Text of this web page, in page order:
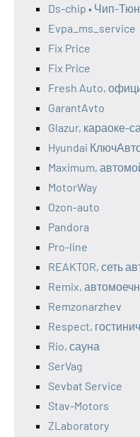
Ds-chip • Чип-
Evpa_ms_service
Fix Price
Fix Price
Fresh Auto,
GarantAvto
Glazur, караоке-
Hyundai
Maximum,
MotorWay
Ozon-auto
Pandora
Pro-line
REAKTOR, сеть
Remix,
Remzonarzhev
Respect,
Rio, сауна
SerVag
Sevbat Service
Stav-Motors
ZLaboratory